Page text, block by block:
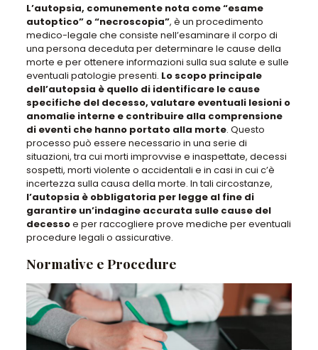
L’autopsia, comunemente nota come “esame
autoptico” o “necroscopia”, è un procedimento
medico-legale che consiste nell’esaminare il corpo di
una persona deceduta per determinare le cause della
morte e per ottenere informazioni sulla sua salute e sulle
eventuali patologie presenti. Lo scopo principale
dell’autopsia è quello di identificare le cause
specifiche del decesso, valutare eventuali lesioni o
anomalie interne e contribuire alla comprensione
di eventi che hanno portato alla morte. Questo
processo può essere necessario in una serie di
situazioni, tra cui morti improvvise e inaspettate, decessi
sospetti, morti violente o accidentali e in casi in cui c’è
incertezza sulla causa della morte. In tali circostanze,
l’autopsia è obbligatoria per legge al fine di
garantire un’indagine accurata sulle cause del
decessoe per raccogliere prove mediche per eventuali
procedure legali o assicurative.
Normative e Procedure